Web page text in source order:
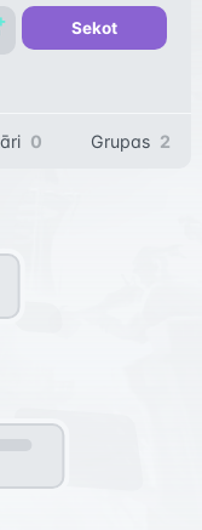
Sekot
0 Grupas 2